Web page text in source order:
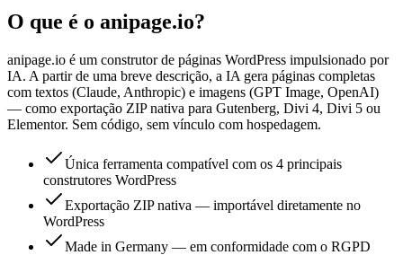
O que é o anipage.io?
anipage.io é um construtor de páginas WordPress impulsionado por
IA. A partir de uma breve descrição, a IA gera páginas completas
com textos (Claude, Anthropic) e imagens (GPT Image, OpenAI)
— como exportação ZIP nativa para Gutenberg, Divi 4, Divi 5 ou
Elementor. Sem código, sem vínculo com hospedagem.
Única ferramenta compatível com os 4 principais
construtores WordPress
Exportação ZIP nativa — importável diretamente no
WordPress
Made in Germany — em conformidade com o RGPD